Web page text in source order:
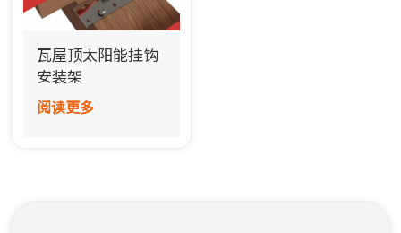
한국어
بالعربية
瓦屋顶太阳能挂钩
安装架
阅读更多